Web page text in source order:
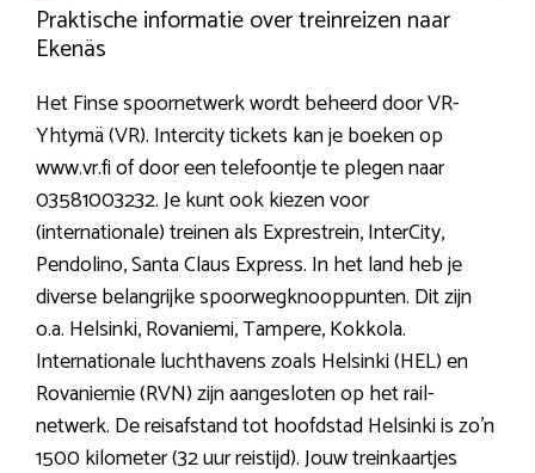
Praktische informatie over treinreizen naar
Ekenäs
Het Finse spoornetwerk wordt beheerd door VR-
Yhtymä (VR). Intercity tickets kan je boeken op
www.vr.fi of door een telefoontje te plegen naar
03581003232. Je kunt ook kiezen voor
(internationale) treinen als Exprestrein, InterCity,
Pendolino, Santa Claus Express. In het land heb je
diverse belangrijke spoorwegknooppunten. Dit zijn
o.a. Helsinki, Rovaniemi, Tampere, Kokkola.
Internationale luchthavens zoals Helsinki (HEL) en
Rovaniemie (RVN) zijn aangesloten op het rail-
netwerk. De reisafstand tot hoofdstad Helsinki is zo’n
1500 kilometer (32 uur reistijd). Jouw treinkaartjes